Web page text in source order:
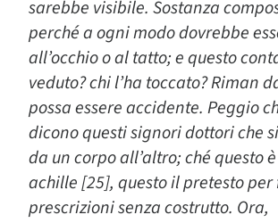
sarebbe visibile. Sostanza
perché a ogni modo dovrebbe
all’occhio o al tatto; e questo
veduto? chi l’ha toccato? Riman
possa essere accidente. Peggio
dicono questi signori dottori che
da un corpo all’altro; ché questo
achille [25], questo il pretesto
prescrizioni senza costrutto. Ora,